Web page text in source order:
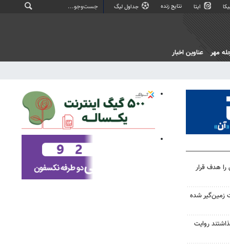
ایتا نتایج زنده جداول لیگ
مهر عناوین اخبار
هدف قرار
زمین‌گیر شده
روایت